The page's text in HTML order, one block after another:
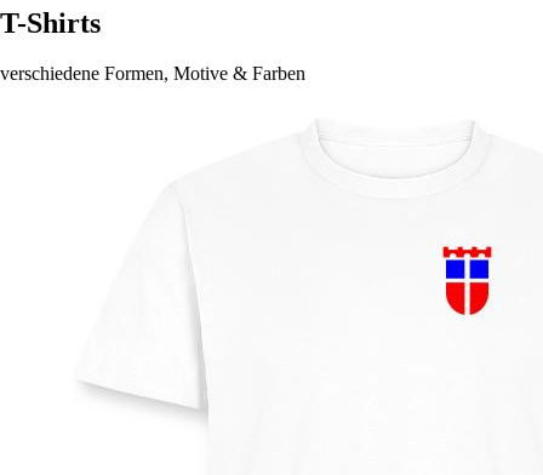
T-Shirts
verschiedene Formen, Motive & Farben